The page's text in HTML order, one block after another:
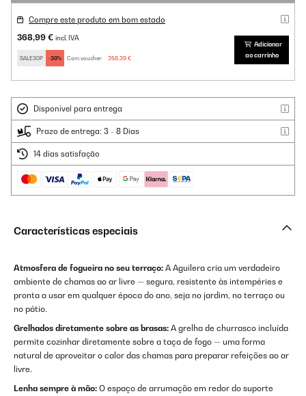
Compre este produto em bom estado
368,99 € incl. IVA
SALE30P -30% Com voucher: 258,29 €
Adicionar
ao carrinho
Disponível para entrega
Prazo de entrega: 3 - 8 Dias
14 dias satisfação
Características especiais
Atmosfera de fogueira no seu terraço: A Aguilera cria um verdadeiro
ambiente de chamas ao ar livre — segura, resistente às intempéries e
pronta a usar em qualquer época do ano, seja no jardim, no terraço ou
no pátio.
Grelhados diretamente sobre as brasas: A grelha de churrasco incluída
permite cozinhar diretamente sobre a taça de fogo — uma forma
natural de aproveitar o calor das chamas para preparar refeições ao ar
livre.
Lenha sempre à mão: O espaço de arrumação em redor do suporte